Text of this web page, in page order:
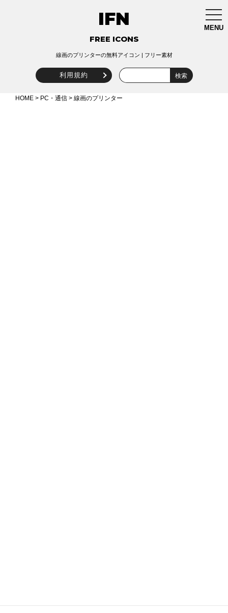
MENU
IFN
FREE ICONS
線画のプリンターの無料アイコン | フリー素材
利用規約
HOME > PC・通信 > 線画のプリンター